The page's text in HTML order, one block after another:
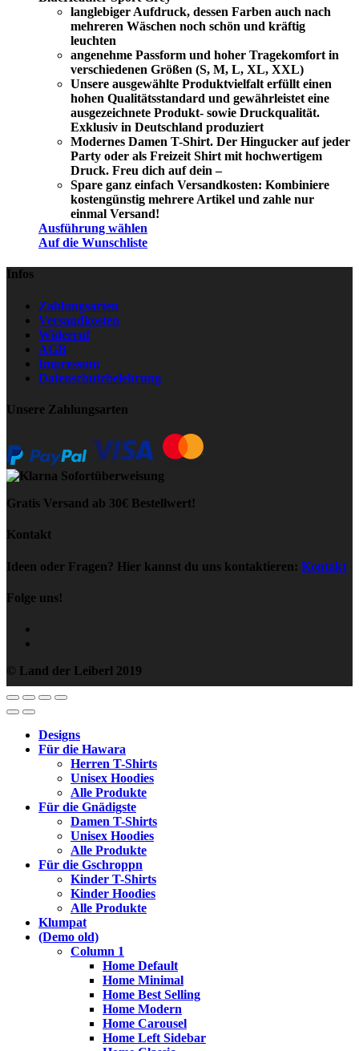
langlebiger Aufdruck, dessen Farben auch nach
mehreren Wäschen noch schön und kräftig
leuchten
angenehme Passform und hoher Tragekomfort in
verschiedenen Größen (S, M, L, XL, XXL)
Unsere ausgewählte Produktvielfalt erfüllt einen
hohen Qualitätsstandard und gewährleistet eine
ausgezeichnete Produkt- sowie Druckqualität.
Exklusiv in Deutschland produziert
Modernes Damen T-Shirt. Der Hingucker auf jeder
Party oder als Freizeit Shirt mit hochwertigem
Druck. Freu dich auf dein –
Spare ganz einfach Versandkosten: Kombiniere
kostengünstig mehrere Artikel und zahle nur
einmal Versand!
Ausführung wählen
Auf die Wunschliste
Infos
Zahlungsarten
Versandkosten
Widerruf
AGB
Impressum
Datenschutzbelehrung
Unsere Zahlungsarten
Gratis Versand ab 30€ Bestellwert!
Kontakt
Ideen oder Fragen? Hier kannst du uns kontaktieren: Kontakt
Folge uns!
© Land der Leiberl 2019
Designs
Für die Hawara
Herren T-Shirts
Unisex Hoodies
Alle Produkte
Für die Gnädigste
Damen T-Shirts
Unisex Hoodies
Alle Produkte
Für die Gschroppn
Kinder T-Shirts
Kinder Hoodies
Alle Produkte
Klumpat
(Demo old)
Column 1
Home Default
Home Minimal
Home Best Selling
Home Modern
Home Carousel
Home Left Sidebar